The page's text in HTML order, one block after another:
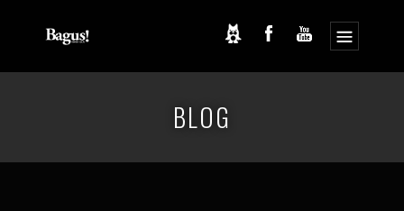
BLOG